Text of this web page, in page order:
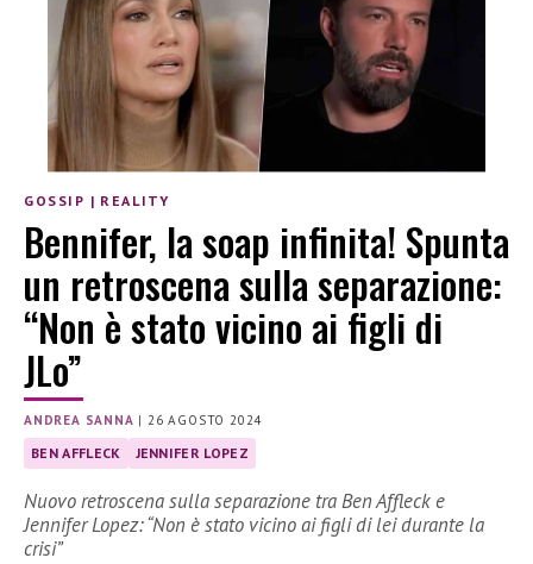
GOSSIP | REALITY
Bennifer, la soap infinita! Spunta
un retroscena sulla separazione:
“Non è stato vicino ai figli di
JLo”
ANDREA SANNA |26 AGOSTO 2024
BEN AFFLECK JENNIFER LOPEZ
Nuovo retroscena sulla separazione tra Ben Affleck e
Jennifer Lopez: “Non è stato vicino ai figli di lei durante la
crisi”